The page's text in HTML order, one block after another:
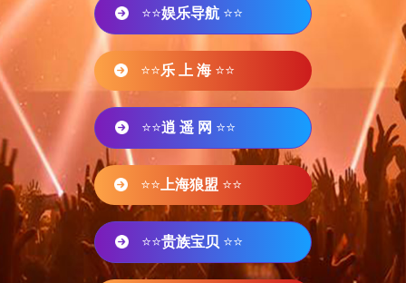
⭐⭐娱乐导航 ⭐⭐
⭐⭐乐 上 海 ⭐⭐
⭐⭐逍 遥 网 ⭐⭐
⭐⭐ 上海狼盟 ⭐⭐
⭐⭐贵族宝贝 ⭐⭐